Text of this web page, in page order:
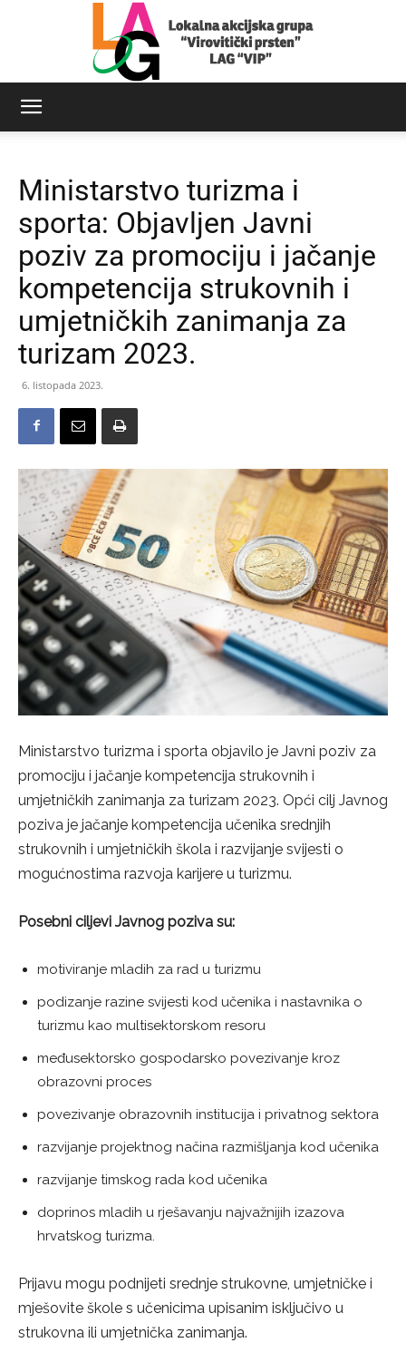
Virovitički
prsten
Ministarstvo turizma i
sporta: Objavljen Javni
poziv za promociju i jačanje
kompetencija strukovnih i
umjetničkih zanimanja za
turizam 2023.
6. listopada 2023.
Ministarstvo turizma i sporta objavilo je Javni poziv za
promociju i jačanje kompetencija strukovnih i
umjetničkih zanimanja za turizam 2023. Opći cilj Javnog
poziva je jačanje kompetencija učenika srednjih
strukovnih i umjetničkih škola i razvijanje svijesti o
mogućnostima razvoja karijere u turizmu.
Posebni ciljevi Javnog poziva su:
motiviranje mladih za rad u turizmu
podizanje razine svijesti kod učenika i nastavnika o
turizmu kao multisektorskom resoru
međusektorsko gospodarsko povezivanje kroz
obrazovni proces
povezivanje obrazovnih institucija i privatnog sektora
razvijanje projektnog načina razmišljanja kod učenika
razvijanje timskog rada kod učenika
doprinos mladih u rješavanju najvažnijih izazova
hrvatskog turizma.
Prijavu mogu podnijeti srednje strukovne, umjetničke i
mješovite škole s učenicima upisanim isključivo u
strukovna ili umjetnička zanimanja.